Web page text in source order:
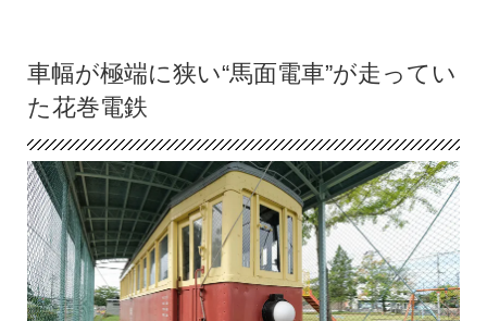
車幅が極端に狭い“馬面電車”が走ってい
た花巻電鉄